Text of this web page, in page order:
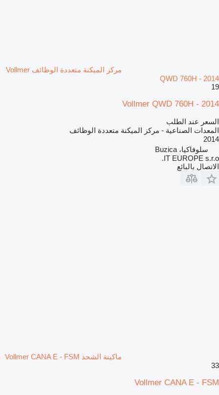
مركز الميكنة متعددة الوظائف Vollmer
QWD 760H - 2014
19
Vollmer QWD 760H - 2014
السعر عند الطلب
المعدات الصناعية - مركز الميكنة متعددة الوظائف
2014
سلوفاكيا، Buzica
IT EUROPE s.r.o.
الاتصال بالبائع
ماكينة الشحذ Vollmer CANA E - FSM
33
Vollmer CANA E - FSM